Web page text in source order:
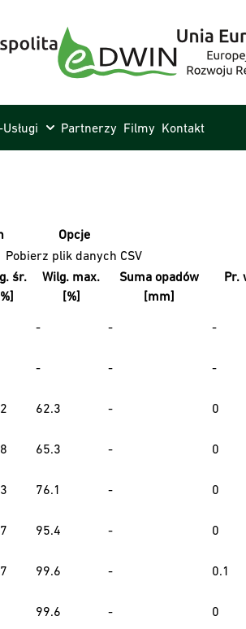
Partnerzy Filmy Kontakt
Opcje
Pobierz plik danych CSV
śr.
Wilg. max.
[%]
Suma opadów
[mm]
Pr.
- - -
- - -
62.3 - 0
65.3 - 0
76.1 - 0
95.4 - 0
99.6 - 0.1
99.6 - 0